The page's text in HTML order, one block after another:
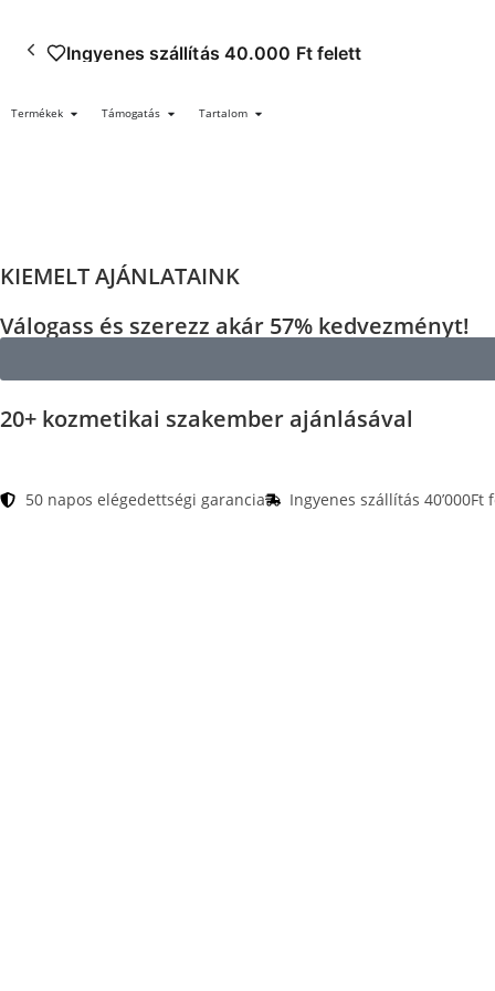
Ingyenes szállítás 40.000 Ft felett
Termékek Támogatás Tartalom
KIEMELT AJÁNLATAINK
Válogass és szerezz akár 57% kedvezményt!
20+ kozmetikai szakember ajánlásával
50 napos elégedettségi garancia Ingyenes szállítás 40’000Ft